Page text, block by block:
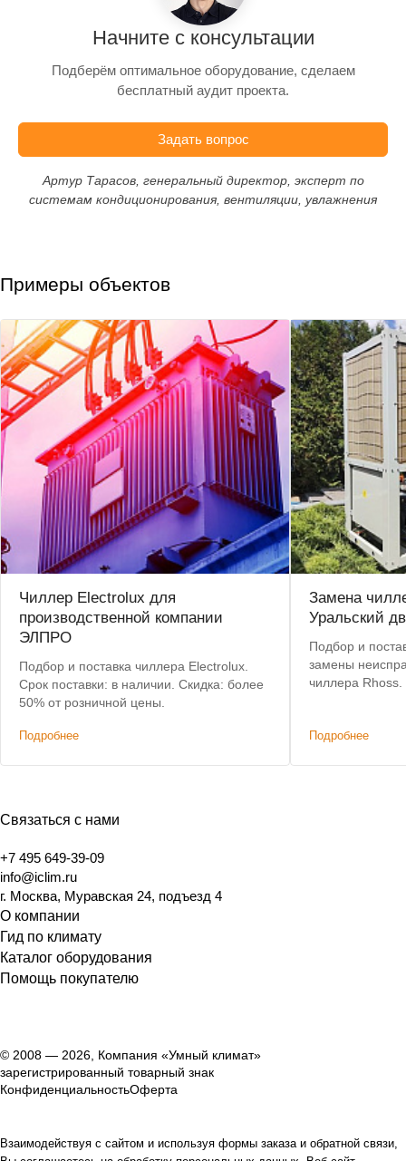
Начните с консультации
Подберём оптимальное оборудование, сделаем
бесплатный аудит проекта.
Задать вопрос
Артур Тарасов, генеральный директор, эксперт по
системам кондиционирования, вентиляции, увлажнения
Примеры объектов
Чиллер Electrolux для
производственной компании
ЭЛПРО
Подбор и поставка чиллера Electrolux.
Срок поставки: в наличии. Скидка: более
50% от розничной цены.
Подробнее
Замена
Уральский
Подбор и
замены
чиллера
изменений.
Подробнее
Связаться с нами
+7 495 649-39-09
info@iclim.ru
г. Москва, Муравская 24, подъезд 4
О компании
Гид по климату
Каталог оборудования
Помощь покупателю
© 2008 — 2026, Компания «Умный климат»
зарегистрированный товарный знак
КонфиденциальностьОферта
Взаимодействуя с сайтом и используя формы заказа и обратной связи,